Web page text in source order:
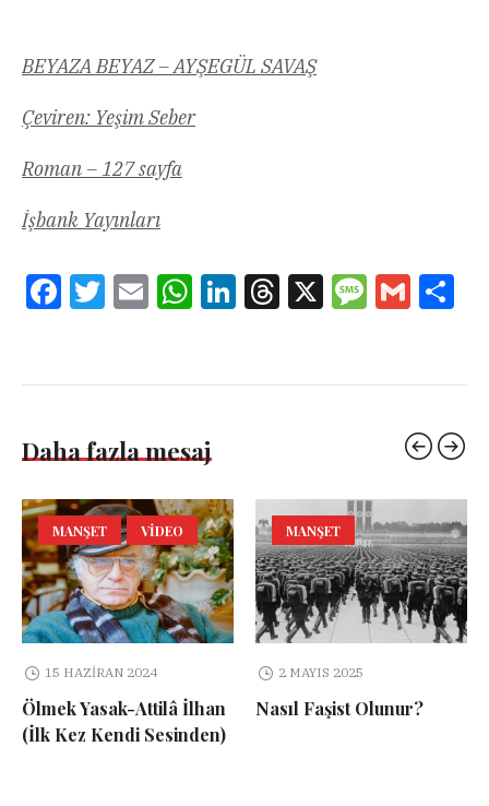
BEYAZA BEYAZ – AYŞEGÜL SAVAŞ
Çeviren: Yeşim Seber
Roman – 127 sayfa
İşbank Yayınları
FacebookTwitterEmail WhatsAppLinkedInThreads
X Message
Gmail
Daha fazla mesaj
MANŞET VIDEO
15 HAZIRAN 2024
Ölmek Yasak-Attilâ İlhan
(İlk Kez Kendi Sesinden)
MANŞET
2 MAYIS 2025
Nasıl Faşist Olunur?